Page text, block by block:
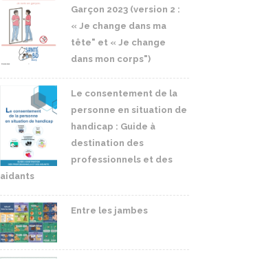
Garçon 2023 (version 2 :
« Je change dans ma
tête" et « Je change
dans mon corps")
Le consentement de la
personne en situation de
handicap : Guide à
destination des
professionnels et des
aidants
Entre les jambes